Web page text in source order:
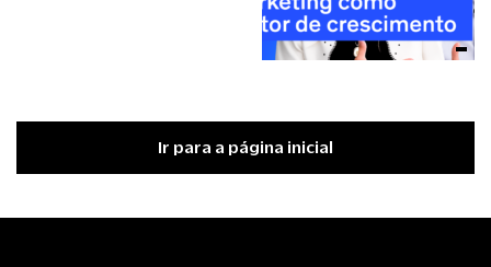
Ir para a página inicial